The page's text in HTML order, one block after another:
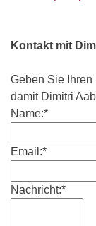
Kontakt mit
Geben Sie Ihren
damit Dimitri
Name:*
Email:*
Nachricht:*